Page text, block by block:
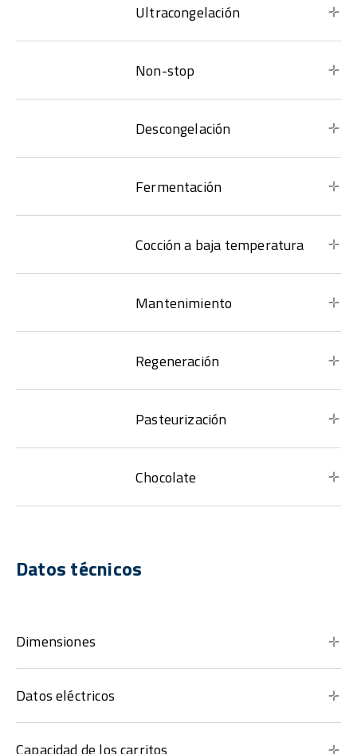
Ultracongelación
Non-stop
Descongelación
Fermentación
Cocción a baja temperatura
Mantenimiento
Regeneración
Pasteurización
Chocolate
Datos técnicos
Dimensiones
Datos eléctricos
Capacidad de los carritos